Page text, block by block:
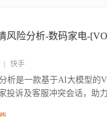
风险分析-数码家电-
| 快手
析是一款基于AI大模型的
投诉及客服冲突会话，助